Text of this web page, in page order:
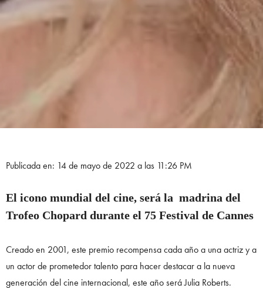
Publicada en: 14 de mayo de 2022 a las 11:26 PM
El icono mundial del cine, será la madrina del
Trofeo Chopard durante el 75 Festival de Cannes
Creado en 2001, este premio recompensa cada año a una actriz y a
un actor de prometedor talento para hacer destacar a la nueva
generación del cine internacional, este año será Julia Roberts.